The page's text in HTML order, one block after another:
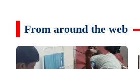
From around the web